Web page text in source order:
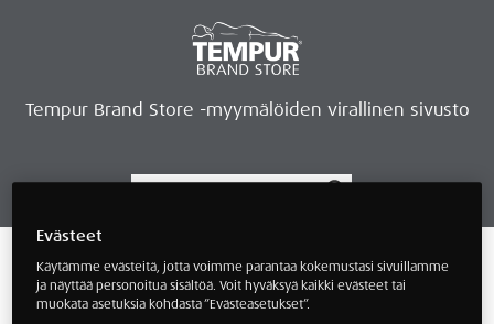
Tempur Brand Store -myymälöiden virallinen sivusto
80x200x21”
Evästeet
Käytämme evästeitä, jotta voimme parantaa kokemustasi sivuillamme
ja näyttää personoitua sisältöä. Voit hyväksyä kaikki evästeet tai
muokata asetuksia kohdasta ”Evästeasetukset”.